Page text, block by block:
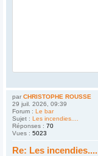
par CHRISTOPHE ROUSSE
29 juil. 2026, 09:39
Forum : Le bar
Sujet : Les incendies....
Réponses : 70
Vues : 5023
Re: Les incendies....